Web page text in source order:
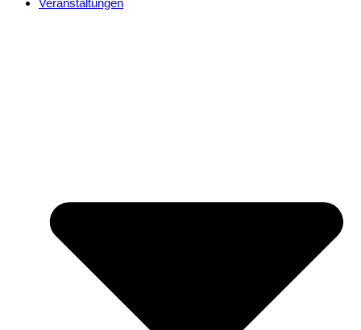
Veranstaltungen